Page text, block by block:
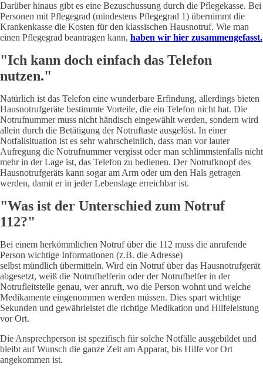
Darüber hinaus gibt es eine Bezuschussung durch die Pflegekasse. Bei
Personen mit Pflegegrad (mindestens Pflegegrad 1) übernimmt die
Krankenkasse die Kosten für den klassischen Hausnotruf. Wie man
einen Pflegegrad beantragen kann, haben wir hier zusammengefasst.
"Ich kann doch einfach das Telefon
nutzen."
Natürlich ist das Telefon eine wunderbare Erfindung, allerdings bieten
Hausnotrufgeräte bestimmte Vorteile, die ein Telefon nicht hat. Die
Notrufnummer muss nicht händisch eingewählt werden, sondern wird
allein durch die Betätigung der Notruftaste ausgelöst. In einer
Notfallsituation ist es sehr wahrscheinlich, dass man vor lauter
Aufregung die Notrufnummer vergisst oder man schlimmstenfalls nicht
mehr in der Lage ist, das Telefon zu bedienen. Der Notrufknopf des
Hausnotrufgeräts kann sogar am Arm oder um den Hals getragen
werden, damit er in jeder Lebenslage erreichbar ist.
"Was ist der Unterschied zum Notruf
112?"
Bei einem herkömmlichen Notruf über die 112 muss die anrufende
Person wichtige Informationen (z.B. die Adresse)
selbst mündlich übermitteln. Wird ein Notruf über das Hausnotrufgerät
abgesetzt, weiß die Notrufhelferin oder der Notrufhelfer in der
Notrufleitstelle genau, wer anruft, wo die Person wohnt und welche
Medikamente eingenommen werden müssen. Dies spart wichtige
Sekunden und gewährleistet die richtige Medikation und Hilfeleistung
vor Ort.
Die Ansprechperson ist spezifisch für solche Notfälle ausgebildet und
bleibt auf Wunsch die ganze Zeit am Apparat, bis Hilfe vor Ort
angekommen ist.